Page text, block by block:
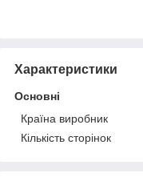
Характеристики
Основні
Країна виробник
Кількість сторінок